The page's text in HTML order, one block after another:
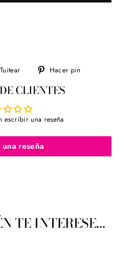
Tuitear
Tuitear
Twitter
Hacer pin
CLIENTES
escribir una reseña
reseña
TE INTERESE...